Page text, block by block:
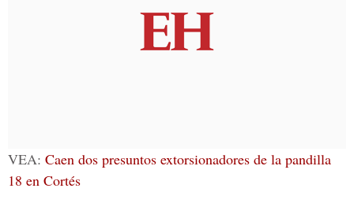
VEA: Caen dos presuntos extorsionadores de la pandilla
18 en Cortés